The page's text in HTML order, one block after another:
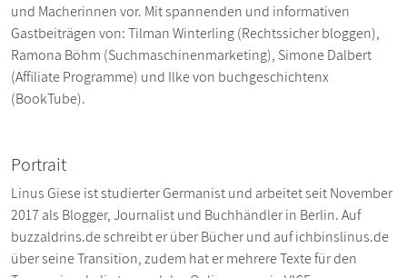
und Macherinnen vor. Mit spannenden und informativen
Gastbeiträgen von: Tilman Winterling (Rechtssicher bloggen),
Ramona Böhm (Suchmaschinenmarketing), Simone Dalbert
(Affiliate Programme) und Ilke von buchgeschichtenx
(BookTube).
Portrait
Linus Giese ist studierter Germanist und arbeitet seit November
2017 als Blogger, Journalist und Buchhändler in Berlin. Auf
buzzaldrins.de schreibt er über Bücher und auf ichbinslinus.de
über seine Transition, zudem hat er mehrere Texte für den